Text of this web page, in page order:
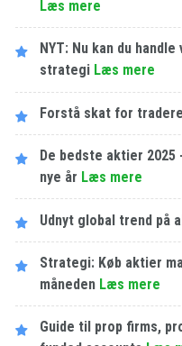
Læs mere
NYT: Nu kan du
strategi Læs mere
Forstå skat for
De bedste aktier
nye år Læs mere
Udnyt global trend på
Strategi: Køb aktier
måneden Læs mere
Guide til prop firms,